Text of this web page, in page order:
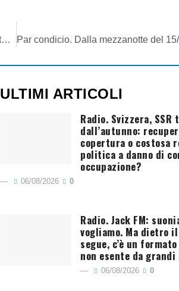
Media e tlc: Agcom anticipa a 31/07 scadenza per operatori invio IES. Pesanti sanzioni per inottemperanza
ULTIMI ARTICOLI
Radio. Svizzera, SSR
dall’autunno:
copertura o costosa
politica a danno di
occupazione?
06/08/2026 0
Radio. Jack FM:
vogliamo. Ma dietro
segue, c’è un
non esente da
06/08/2026 0